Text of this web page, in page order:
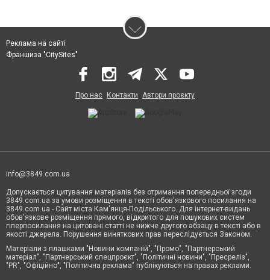
Реклама на сайті
Франшиза "CitySites"
Про нас Контакти Автори проєкту
info@3849.com.ua
Допускається цитування матеріалів без отримання попередньої згоди
3849.com.ua за умови розміщення в тексті обов'язкового посилання на
3849.com.ua - Сайт міста Кам'янця-Подільського. Для інтернет-видань
обов'язкове розміщення прямого, відкритого для пошукових систем
гіперпосилання на цитовані статті не нижче другого абзацу в тексті або в
якості джерела. Порушення виняткових прав переслідується Законом.
Матеріали з плашками "Новини компаній", "Промо", "Партнерський
матеріал", "Партнерський спецпроєкт", "Політичні новини", "Пресреліз",
"PR", "Офіційно", "Політична реклама" публікуються на правах реклами.